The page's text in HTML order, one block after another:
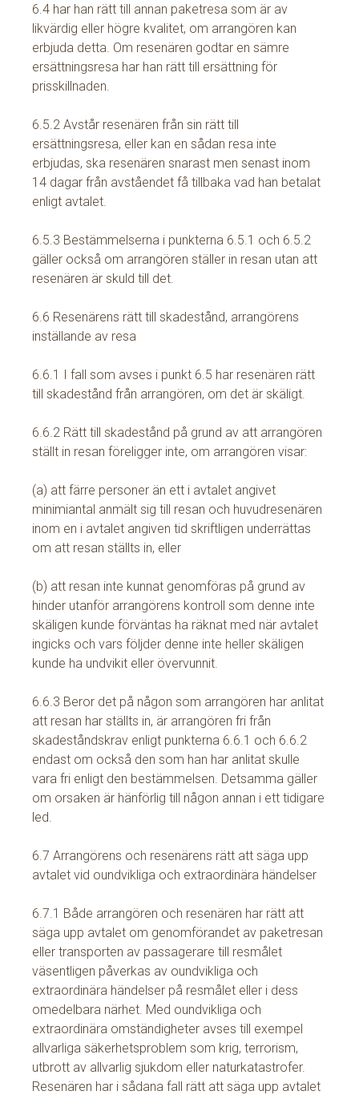
6.4 har han rätt till annan paketresa som är av
likvärdig eller högre kvalitet, om arrangören kan
erbjuda detta. Om resenären godtar en sämre
ersättningsresa har han rätt till ersättning för
prisskillnaden.
6.5.2 Avstår resenären från sin rätt till
ersättningsresa, eller kan en sådan resa inte
erbjudas, ska resenären snarast men senast inom
14 dagar från avståendet få tillbaka vad han betalat
enligt avtalet.
6.5.3 Bestämmelserna i punkterna 6.5.1 och 6.5.2
gäller också om arrangören ställer in resan utan att
resenären är skuld till det.
6.6 Resenärens rätt till skadestånd, arrangörens
inställande av resa
6.6.1 I fall som avses i punkt 6.5 har resenären rätt
till skadestånd från arrangören, om det är skäligt.
6.6.2 Rätt till skadestånd på grund av att arrangören
ställt in resan föreligger inte, om arrangören visar:
(a) att färre personer än ett i avtalet angivet
minimiantal anmält sig till resan och huvudresenären
inom en i avtalet angiven tid skriftligen underrättas
om att resan ställts in, eller
(b) att resan inte kunnat genomföras på grund av
hinder utanför arrangörens kontroll som denne inte
skäligen kunde förväntas ha räknat med när avtalet
ingicks och vars följder denne inte heller skäligen
kunde ha undvikit eller övervunnit.
6.6.3 Beror det på någon som arrangören har anlitat
att resan har ställts in, är arrangören fri från
skadeståndskrav enligt punkterna 6.6.1 och 6.6.2
endast om också den som han har anlitat skulle
vara fri enligt den bestämmelsen. Detsamma gäller
om orsaken är hänförlig till någon annan i ett tidigare
led.
6.7 Arrangörens och resenärens rätt att säga upp
avtalet vid oundvikliga och extraordinära händelser
6.7.1 Både arrangören och resenären har rätt att
säga upp avtalet om genomförandet av paketresan
eller transporten av passagerare till resmålet
väsentligen påverkas av oundvikliga och
extraordinära händelser på resmålet eller i dess
omedelbara närhet. Med oundvikliga och
extraordinära omständigheter avses till exempel
allvarliga säkerhetsproblem som krig, terrorism,
utbrott av allvarlig sjukdom eller naturkatastrofer.
Resenären har i sådana fall rätt att säga upp avtalet